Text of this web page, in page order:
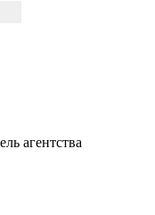
агентства